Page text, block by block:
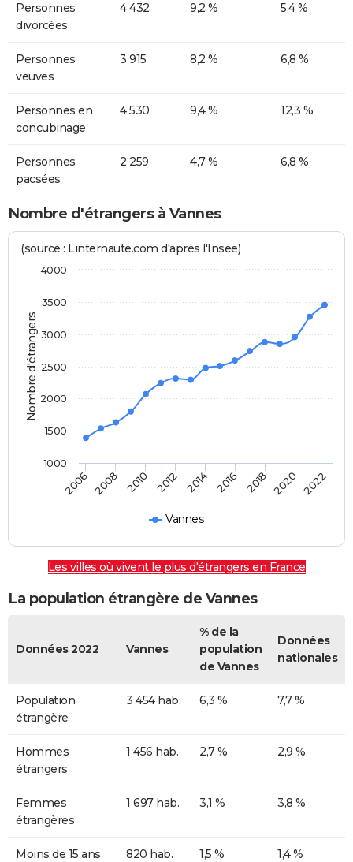
Personnes
divorcées
4 432 9,2 % 5,4 %
Personnes
veuves
3 915 8,2 % 6,8 %
Personnes en
concubinage
4 530 9,4 % 12,3 %
Personnes
pacsées
2 259 4,7 % 6,8 %
Nombre d'étrangers à Vannes
Nombre d'étrangers
(source : Linternaute.com d'après l'Insee)
Vannes
2006 2008 2010 2012 2014 2016 2018 2020 2022
1000
1500
2000
2500
3000
3500
4000
Les villes où vivent le plus d'étrangers en France
La population étrangère de Vannes
Données 2022 Vannes
% de la
population
de Vannes
Données
nationales
Population
étrangère
3 454 hab. 6,3 % 7,7 %
Hommes
étrangers
1 456 hab. 2,7 % 2,9 %
Femmes
étrangères
1 697 hab. 3,1 % 3,8 %
Moins de 15 ans
820 hab. 1,5 % 1,4 %